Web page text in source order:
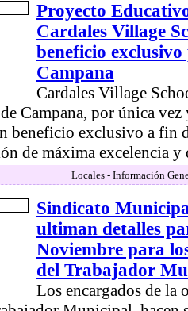
Proyecto
Cardales Village
beneficio
Campana
Cardales Village
Campana, por única vez
beneficio exclusivo a fin
de máxima excelencia y
Locales - Información
Sindicato
ultiman detalles
Noviembre para
del Trabajador
Los encargados de la